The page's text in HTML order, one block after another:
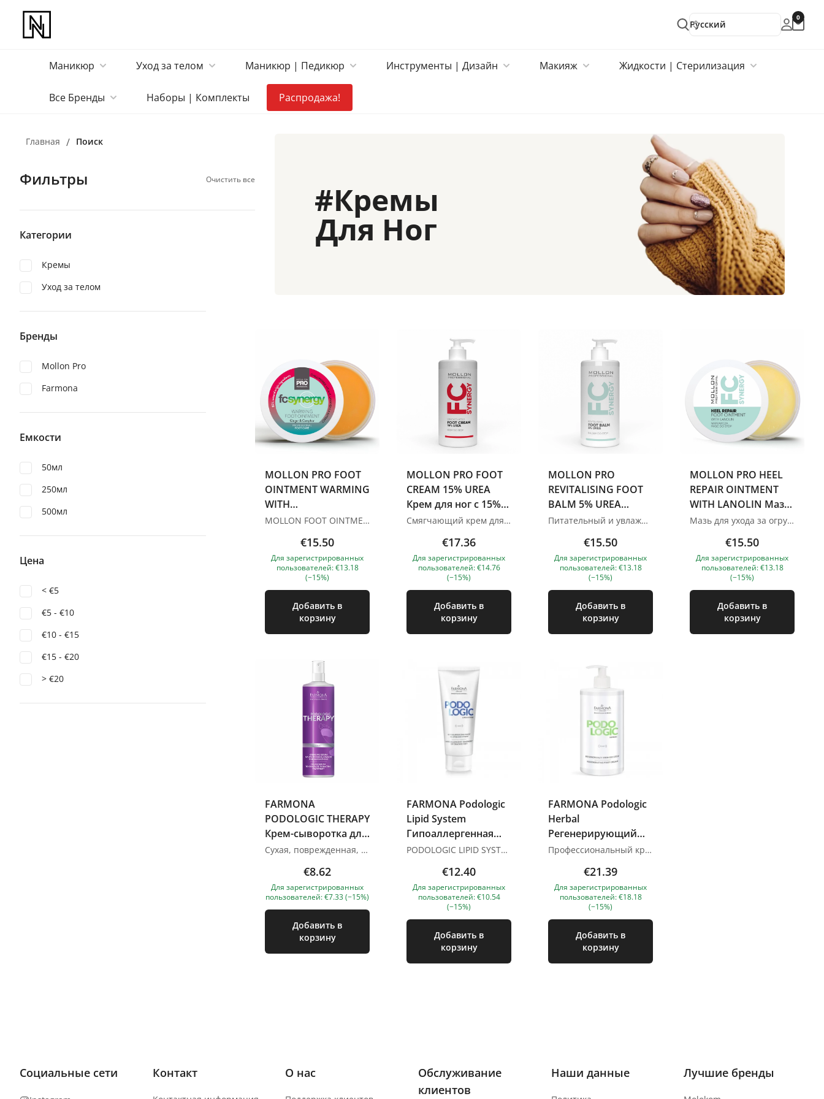
Русский
0
Маникюр Уход за телом Маникюр | Педикюр Инструменты | Дизайн Макияж Жидкости | Стерилизация
Все Бренды Наборы | Комплекты Распродажа!
Главная / Поиск
Фильтры Очистить все
Категории
Кремы
Уход за телом
Бренды
Mollon Pro
Farmona
Емкости
50мл
250мл
500мл
Цена
< €5
€5 - €10
€10 - €15
€15 - €20
> €20
#Кремы
Для Ног
MOLLON PRO FOOT
OINTMENT WARMING
WITH
GINGER&CAMPHOR
для ухода за
пятками 50 мл
MOLLON FOOT OINTMENT WARMING WITH GINGER &amp; CAMPHOR 50 ml — согревающая мазь для ухода за сухой кожей стоп. Средство содержит имбирь, камфору и капсаицин, которые помогают улучшить микроциркуляцию, создают приятное ощущение тепла и помогают уменьшить эффект холодных стоп. Формула также оказывает увлажняющее действие, смягчает кожу и делает стопы более гладкими и ухоженными. Преимущества: согревает кожу стоп; помогает улучшить микроциркуляцию; подходит при ощущении холодных стоп; содержит имбирь, камфору и капсаицин; увлажняет и смягчает сухую кожу; делает кожу стоп более гладкой; подходит для домашнего и профессионального ухода. Способ применения: Нанесите небольшое количество мази на чистую сухую кожу стоп и мягко помассируйте до впитывания. Для усиления согревающего эффекта после нанесения можно надеть носки. Объём: 50 ml. Изображения продуктов носят иллюстративный характер. Если у вас есть какие-либо вопросы, мы всегда ждем вашего письма nanatallinn@gmail.com
€15.50
Для зарегистрированных
пользователей: €13.18
(−15%)
Добавить в
корзину
MOLLON PRO FOOT
CREAM 15% UREA
Крем для ног с 15%
мочевины 250 мл
Смягчающий крем для потрескавшихся пяток с 15% мочевиной &nbsp; Профессиональный, интенсивно смягчающий крем, разработанный для ухода за сухой, утолщенной и потрескавшейся кожей пяток. Формула, основанная на 15% мочевине, масле зародышей пшеницы, а также натуральных маслах и смягчающих компонентах, обладает мощным смягчающим и отшелушивающим эффектом. Крем стимулирует микроциркуляцию в дерме, нормализует процесс кератинизации, поддерживает регенерацию и восстанавливает естественную структуру кожи. Он уменьшает ощущение шероховатости, оставляя кожу мягкой, гладкой и обновленной. Способ применения: Тщательно вотрите крем в очищенную и сухую кожу пяток и дайте ему впитаться. АКТИВНЫЕ ИНГРЕДИЕНТЫ: Мочевина 15% Масло зародышей пшеницы Масло ши Пантенол Изображения продуктов носят иллюстративный характер. Если у вас есть какие-либо вопросы, мы всегда ждем вашего письма nanatallinn@gmail.com
€17.36
Для зарегистрированных
пользователей: €14.76
(−15%)
Добавить в
корзину
MOLLON PRO
REVITALISING FOOT
BALM 5% UREA
Восстанавливающий
5% мочевины 250 мл
Питательный и увлажняющий бальзам для ног с мочевиной Профессиональный питательный и увлажняющий бальзам для ежедневного ухода за ногами. Легкая формула на основе мочевины, масла чайного дерева, натуральных масел и смягчающих компонентов. Поддерживает правильное функционирование кожи стоп, предотвращает чрезмерную сухость. Бальзам мягко смягчает и глубоко увлажняет кожу, предотвращая образование мозолей и трещин. Активные вещества обладают антисептическим и охлаждающим действием и противодействуют последствиям чрезмерного потоотделения. Бальзам быстро впитывается и не оставляет ощущения липкости. Способ применения: Мягкими массирующими движениями нанесите бальзам на чистую и сухую кожу пяток и оставьте до полного впитывания. АКТИВНЫЕ ИНГРЕДИЕНТЫ: Мочевина 5% Масло чайного дерева Масло перечной мяты Витамины: Е, А Изображения продуктов носят иллюстративный характер. Если у вас есть какие-либо вопросы, мы всегда ждем вашего письма nanatallinn@gmail.com
€15.50
Для зарегистрированных
пользователей: €13.18
(−15%)
Добавить в
корзину
MOLLON PRO HEEL
REPAIR OINTMENT
WITH LANOLIN Мазь
для ухода за
Мазь для ухода за огрубевшей, потрескавшейся и шероховатой кожей пяток. Восстанавливающая мазь для ухода за огрубевшей, потрескавшейся и шершавой кожей пяток. Успокаивающая формула активизирует естественный процесс регенерации, ускоряет заживление микроповреждений и эффективно смягчает и разглаживает кожу. Мазь обладает антисептическими, антибактериальными и противогрибковыми свойствами. При регулярном использовании улучшает эластичность и естественную упругость кожи пяток. &nbsp; Способ применения: Тщательно вотрите в очищенную кожу пяток 1-2 раза в день. &nbsp; Активные ингредиенты: Ланолин масло чайного дерева Витамин А &nbsp; Объём - 50 мл Изображения продуктов носят иллюстративный характер. Если у вас есть какие-либо вопросы, мы всегда ждем вашего письма nanatallinn@gmail.com
€15.50
Для зарегистрированных
пользователей: €13.18
(−15%)
Добавить в
корзину
FARMONA
PODOLOGIC THERAPY
Крем-сыворотка для
завершения
заболеваний стоп
200мл
Сухая, поврежденная, грубая кожа стоп, склонная к чрезмерному ороговеванию. Продукт рекомендуется использовать в конце лечения у подолога. Активные ингредиенты: экстракт прополиса экстракт торфа молозиво глицерин витамин Е Способ применения: нанести препарат на чистую и сухую кожу, оставить впитываться. Фотографии продуктов носят иллюстративный характер. Если у вас есть вопросы, мы всегда ждем вашего письма по адресу nanatallinn@gmail.com
€8.62
Для зарегистрированных
пользователей: €7.33 (−15%)
Добавить в
корзину
FARMONA Podologic
Lipid System
Гипоаллергенная
мазь от трещин наPODOLOGIC LIPID SYSTEM – специализированная профессиональная линия по уходу за ногами, предназначенная для сухой, огрубевшей, потрескавшейся кожи со склонностью к кератозу. Оптимально подобранные ингредиенты препаратов на основе растительных эмолентов интенсивно смягчают, увлажняют и защищают эпидермис от чрезмерного ороговения и растрескивания. Содержащиеся в них дополнительные вещества с сильным успокаивающим эффектом уменьшают раздражение, стимулируют процессы заживления и регенерации поврежденной кожи на стопах. Препараты линии PODOLOGIC LIPID SYSTEM идеально подходят для профилактики диабетической стопы. Предназначение: сухая, огрубевшая и потрескавшаяся кожа на пятках, склонная к кератозу, профилактика диабетической стопы. СОСТАВ: мочевина (10%), аллантоин, бисаболол, витамин Е, натуральное эфирное масло лаванды. Объем: 75 мл Изображения продуктов носят иллюстративный характер. Если у вас есть какие-либо вопросы, мы всегда ждем вашего письма nanatallinn@gmail.com
€12.40
Для зарегистрированных
пользователей: €10.54
(−15%)
Добавить в
корзину
FARMONA Podologic
Herbal
Регенерирующий
крем для ног 500млПрофессиональный крем для ног для очень сухой кожи. Оптимально смазывает и глубоко увлажняет. Ингредиенты, содержащиеся в креме, эффективно регенерируют, ускоряют обновление и успокаивают раздражения. Ноги становятся нежными, гладкими и здоровыми. АКТИВНЫЕ ИНГРЕДИЕНТЫ: МОЧЕВИНА (10%), АЛЛАНТОИН, БИСАБОЛОЛ, ВИТАМИН Е, НАТУРАЛЬНОЕ ЭФИРНОЕ МАСЛО ЛАВАНДЫ. Изображения продуктов носят иллюстративный характер. Если у вас есть какие-либо вопросы, мы всегда ждем вашего письма nanatallinn@gmail.com
€21.39
Для зарегистрированных
пользователей: €18.18
(−15%)
Добавить в
корзину
Социальные сети Контакт О нас
Обслуживание
клиентов
Наши данные Лучшие бренды